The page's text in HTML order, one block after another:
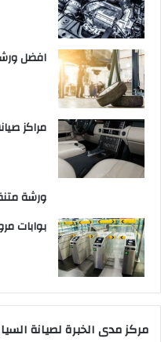
افضل
مراكز
ورشة
بوابات
مركز مدى الخبرة لصيانة